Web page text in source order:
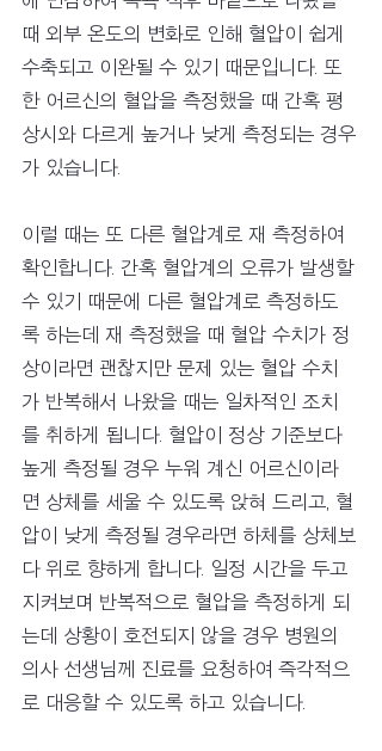
때 외부 온도의 변화로 인해 혈압이 쉽게
수축되고 이완될 수 있기 때문입니다. 또
한 어르신의 혈압을 측정했을 때 간혹 평
상시와 다르게 높거나 낮게 측정되는 경우
가 있습니다.
이럴 때는 또 다른 혈압계로 재 측정하여
확인합니다. 간혹 혈압계의 오류가 발생할
수 있기 때문에 다른 혈압계로 측정하도
록 하는데 재 측정했을 때 혈압 수치가 정
상이라면 괜찮지만 문제 있는 혈압 수치
가 반복해서 나왔을 때는 일차적인 조치
를 취하게 됩니다. 혈압이 정상 기준보다
높게 측정될 경우 누워 계신 어르신이라
면 상체를 세울 수 있도록 앉혀 드리고, 혈
압이 낮게 측정될 경우라면 하체를 상체보
다 위로 향하게 합니다. 일정 시간을 두고
지켜보며 반복적으로 혈압을 측정하게 되
는데 상황이 호전되지 않을 경우 병원의
의사 선생님께 진료를 요청하여 즉각적으
로 대응할 수 있도록 하고 있습니다.